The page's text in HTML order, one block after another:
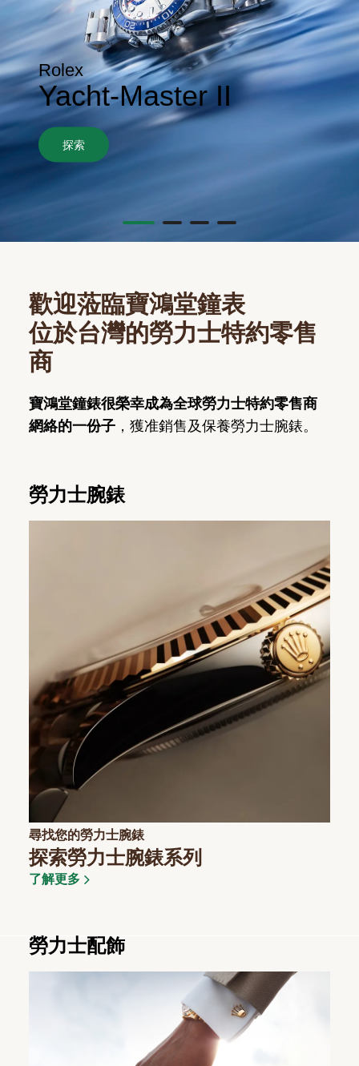
Rolex
Yacht-Master II
探索
歡迎蒞臨寶鴻堂鐘表
位於台灣的勞力士特約零售
商
寶鴻堂鐘錶很榮幸成為全球勞力士特約零售商
網絡的一份子，獲准銷售及保養勞力士腕錶。
勞力士腕錶
尋找您的勞力士腕錶
探索勞力士腕錶系列
了解更多
勞力士配飾